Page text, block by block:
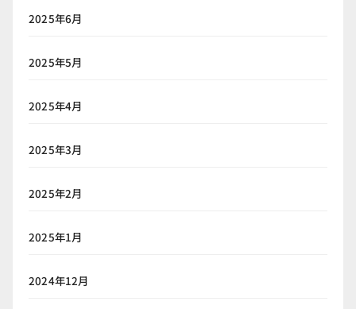
2025年6月
2025年5月
2025年4月
2025年3月
2025年2月
2025年1月
2024年12月